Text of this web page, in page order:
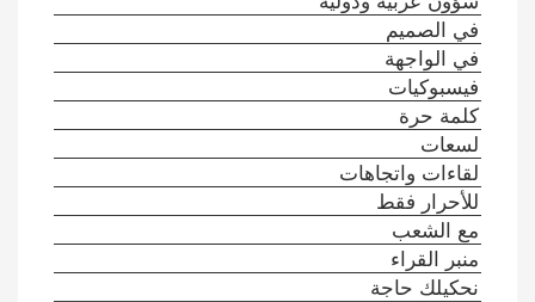
في الصميم
في الواجهة
فيسبوكيات
كلمة حرة
لسعات
لقاءات واتجاهات
للأحرار فقط
مع الشعب
منبر القراء
نحكيلك حاجة